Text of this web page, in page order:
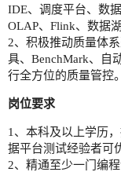
IDE、调度平台、数
OLAP、Flink、数据
2、积极推动质量体
具、BenchMark、自
行全方位的质量管控。
岗位要求
1、本科及以上学历
据平台测试经验者可
2、精通至少一门编